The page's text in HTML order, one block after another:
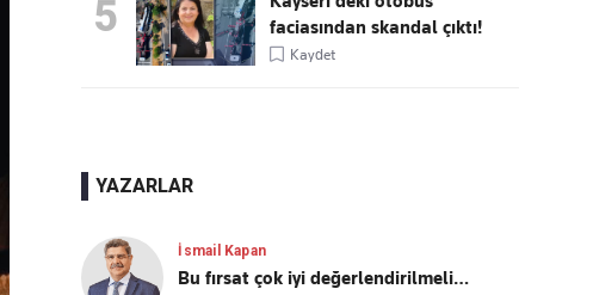
5
faciasından skandal çıktı!
Kaydet
YAZARLAR
İsmail Kapan
Bu fırsat çok iyi değerlendirilmeli…